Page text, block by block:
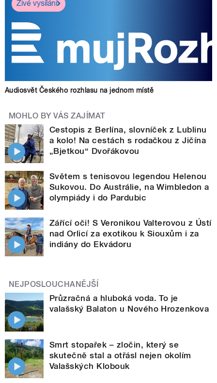
Živé vysílání
Audiosvět Českého rozhlasu na jednom místě
MOHLO BY VÁS ZAJÍMAT
Cestopis z Berlína, slovníček z Lublinu
a kolo! Na cestách s rodačkou z Jičína
„Bjetkou“ Dvořákovou
Světem s tenisovou legendou Helenou
Sukovou. Do Austrálie, na Wimbledon a
olympiády i do Pardubic
Zářící oči! S Veronikou Valterovou z Ústí
nad Orlicí za exotikou k Siouxům i za
indiány do Ekvádoru
NEJPOSLOUCHANĚJŠÍ
Průzračná a hluboká voda. To je
valašský Balaton u Nového Hrozenkova
Smrt stopařek – zločin, který se
skutečně stal a otřásl nejen okolím
Valašských Klobouk